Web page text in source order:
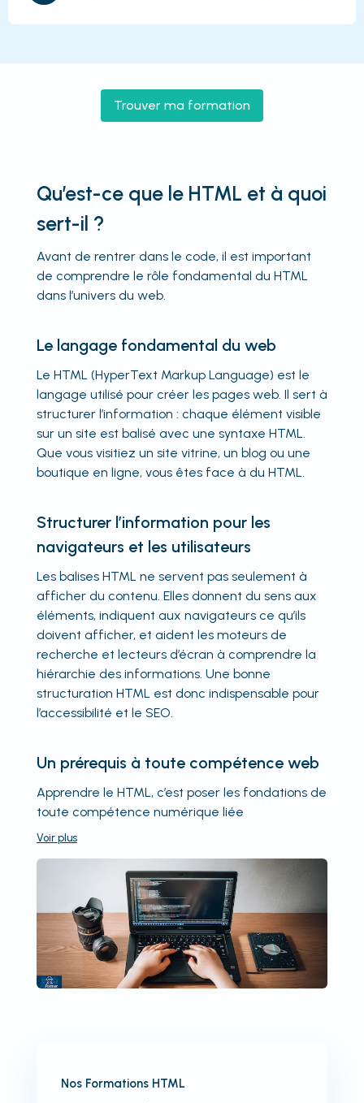
Trouver ma formation
Qu’est-ce que le HTML et à quoi
sert-il ?
Avant de rentrer dans le code, il est important
de comprendre le rôle fondamental du HTML
dans l’univers du web.
Le langage fondamental du web
Le HTML (HyperText Markup Language) est le
langage utilisé pour créer les pages web. Il sert à
structurer l’information : chaque élément visible
sur un site est balisé avec une syntaxe HTML.
Que vous visitiez un site vitrine, un blog ou une
boutique en ligne, vous êtes face à du HTML.
Structurer l’information pour les
navigateurs et les utilisateurs
Les balises HTML ne servent pas seulement à
afficher du contenu. Elles donnent du sens aux
éléments, indiquent aux navigateurs ce qu’ils
doivent afficher, et aident les moteurs de
recherche et lecteurs d’écran à comprendre la
hiérarchie des informations. Une bonne
structuration HTML est donc indispensable pour
l’accessibilité et le SEO.
Un prérequis à toute compétence web
Apprendre le HTML, c’est poser les fondations de
toute compétence numérique liée
Voir plus
Nos Formations HTML